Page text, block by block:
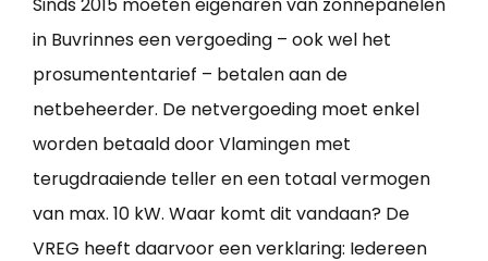
Sinds 2015 moeten eigenaren van zonnepanelen
in Buvrinnes een vergoeding – ook wel het
prosumententarief – betalen aan de
netbeheerder. De netvergoeding moet enkel
worden betaald door Vlamingen met
terugdraaiende teller en een totaal vermogen
van max. 10 kW. Waar komt dit vandaan? De
VREG heeft daarvoor een verklaring: Iedereen